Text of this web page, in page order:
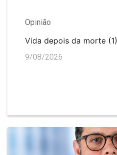
Opinião
Vida depois da morte (1)
9/08/2026